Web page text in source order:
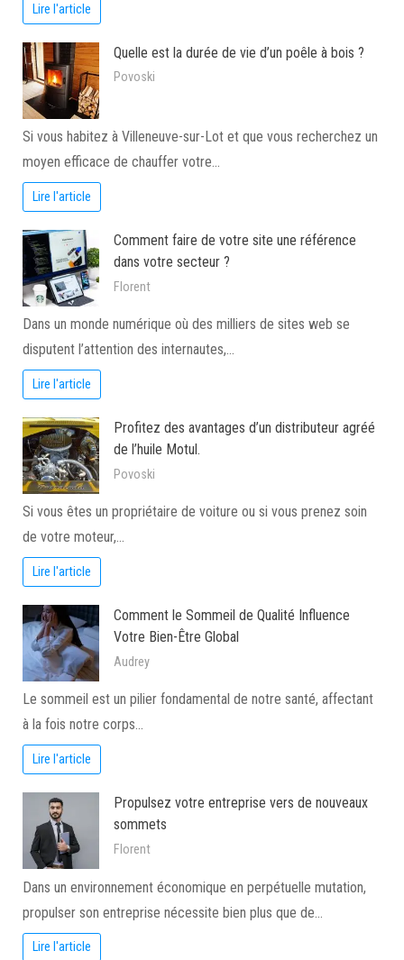
Lire l'article
Quelle est la durée de vie d’un poêle à bois ?
Povoski
Si vous habitez à Villeneuve-sur-Lot et que vous recherchez un
moyen efficace de chauffer votre…
Lire l'article
Comment faire de votre site une référence
dans votre secteur ?
Florent
Dans un monde numérique où des milliers de sites web se
disputent l’attention des internautes,…
Lire l'article
Profitez des avantages d’un distributeur agréé
de l’huile Motul.
Povoski
Si vous êtes un propriétaire de voiture ou si vous prenez soin
de votre moteur,…
Lire l'article
Comment le Sommeil de Qualité Influence
Votre Bien-Être Global
Audrey
Le sommeil est un pilier fondamental de notre santé, affectant
à la fois notre corps…
Lire l'article
Propulsez votre entreprise vers de nouveaux
sommets
Florent
Dans un environnement économique en perpétuelle mutation,
propulser son entreprise nécessite bien plus que de…
Lire l'article